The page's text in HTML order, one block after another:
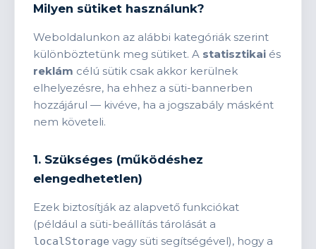
Milyen sütiket használunk?
Weboldalunkon az alábbi kategóriák szerint
különböztetünk meg sütiket. A statisztikaiés
reklám célú sütik csak akkor kerülnek
elhelyezésre, ha ehhez a süti-bannerben
hozzájárul — kivéve, ha a jogszabály másként
nem követeli.
1. Szükséges (működéshez
elengedhetetlen)
Ezek biztosítják az alapvető funkciókat
(például a süti-beállítás tárolását a
localStorage vagy süti segítségével), hogy a